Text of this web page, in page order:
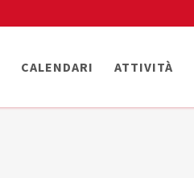
CALENDARI ATTIVITÀ